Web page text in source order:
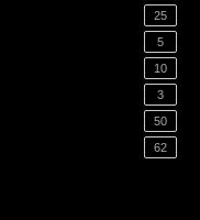
25
5
10
3
50
62